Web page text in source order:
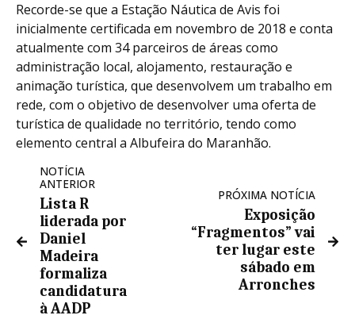
Recorde-se que a Estação Náutica de Avis foi
inicialmente certificada em novembro de 2018 e conta
atualmente com 34 parceiros de áreas como
administração local, alojamento, restauração e
animação turística, que desenvolvem um trabalho em
rede, com o objetivo de desenvolver uma oferta de
turística de qualidade no território, tendo como
elemento central a Albufeira do Maranhão.
NOTÍCIA
ANTERIOR
Lista R
liderada por
Daniel
Madeira
formaliza
candidatura
à AADP
PRÓXIMA NOTÍCIA
Exposição
“Fragmentos” vai
ter lugar este
sábado em
Arronches